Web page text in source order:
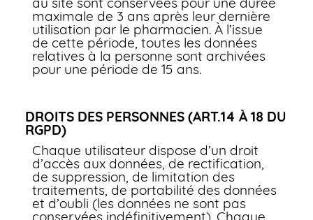
maximale de 3 ans après leur dernière
utilisation par le pharmacien. À l’issue
de cette période, toutes les données
relatives à la personne sont archivées
pour une période de 15 ans.
DROITS DES PERSONNES (ART.14 À 18 DU
RGPD)
Chaque utilisateur dispose d’un droit
d’accès aux données, de rectification,
de suppression, de limitation des
traitements, de portabilité des données
et d’oubli (les données ne sont pas
conservées indéfinitivement). Chaque